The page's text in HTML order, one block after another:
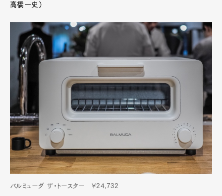
高橋一史）
バルミューダ ザ・トースター ¥24,732